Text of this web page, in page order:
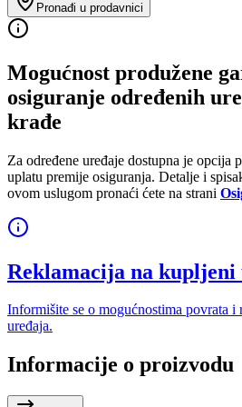
Pronađi u prodavnici
Mogućnost produžene
osiguranje određenih
krađe
Za određene uređaje dostupna je opcija
uplatu premije osiguranja. Detalje i
ovom uslugom pronaći ćete na strani
Reklamacija na kupljeni
Informišite se o mogućnostima povrata
uređaja.
Informacije o proizvodu